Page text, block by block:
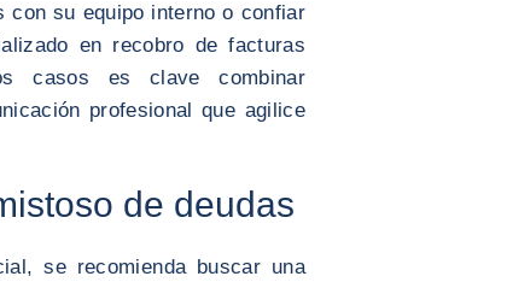
con su equipo interno o confiar
en recobro de facturas
casos es clave combinar
profesional que agilice
de deudas
se recomienda buscar una